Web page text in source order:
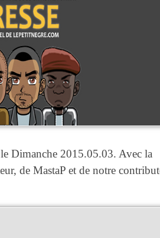
Dimanche 2015.05.03. Avec la
de MastaP et de notre